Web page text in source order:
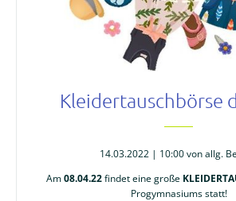
Kleidertauschbörse
14.03.2022 | 10:00von allg.
Am08.04.22findet eine große
Progymnasiums statt!